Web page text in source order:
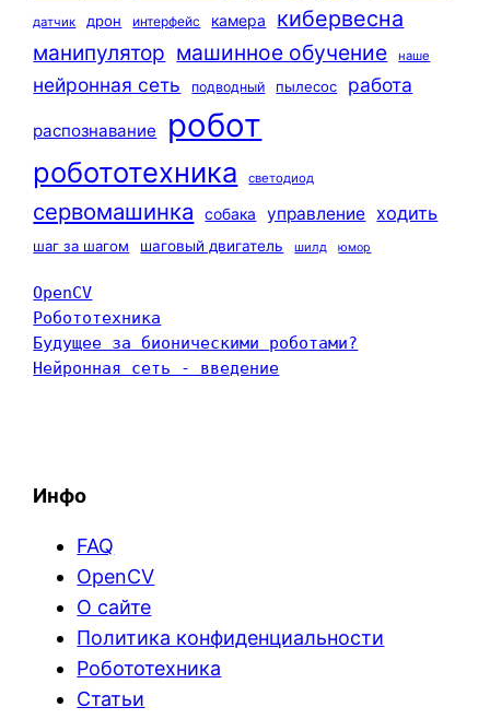
датчик дрон интерфейс камера кибервесна
манипулятор машинное обучение наше
нейронная сеть подводный пылесос работа
распознавание робот
робототехника светодиод
сервомашинка собака управление ходить
шаг за шагом шаговый двигатель шилд юмор
OpenCV
Робототехника
Будущее за бионическими роботами?
Нейронная сеть - введение
Инфо
FAQ
OpenCV
О сайте
Политика конфиденциальности
Робототехника
Статьи